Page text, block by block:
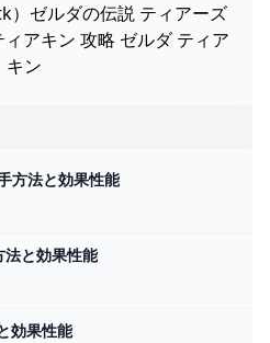
）ゼルダの伝説 ティアーズ
アキン 攻略 ゼルダ ティア
キン
方法と効果性能
法と効果性能
効果性能